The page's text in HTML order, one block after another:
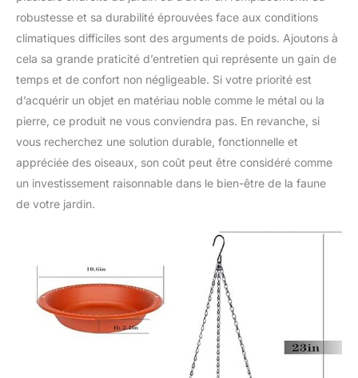
robustesse et sa durabilité éprouvées face aux conditions
climatiques difficiles sont des arguments de poids. Ajoutons à
cela sa grande praticité d’entretien qui représente un gain de
temps et de confort non négligeable. Si votre priorité est
d’acquérir un objet en matériau noble comme le métal ou la
pierre, ce produit ne vous conviendra pas. En revanche, si
vous recherchez une solution durable, fonctionnelle et
appréciée des oiseaux, son coût peut être considéré comme
un investissement raisonnable dans le bien-être de la faune
de votre jardin.